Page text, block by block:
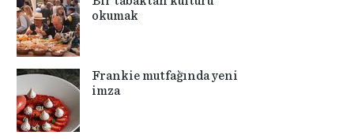
okumak
Frankie mutfağında yeni
imza